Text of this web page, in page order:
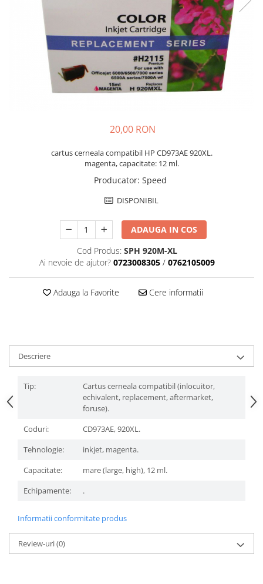
20,00 RON
cartus cerneala compatibil HP CD973AE 920XL.
magenta, capacitate: 12 ml.
Producator: Speed
DISPONIBIL
ADAUGA IN COS
Cod Produs: SPH 920M-XL
Ai nevoie de ajutor? 0723008305 / 0762105009
Adauga la Favorite Cere informatii
Descriere
Tip:
Cartus cerneala compatibil (inlocuitor,
echivalent, replacement, aftermarket,
foruse).
Coduri:
CD973AE, 920XL.
Tehnologie:
inkjet, magenta.
Capacitate:
mare (large, high), 12 ml.
Echipamente:
.
Informatii conformitate produs
Review-uri(0)